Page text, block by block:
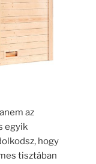
az
egyik
hogy
tisztában